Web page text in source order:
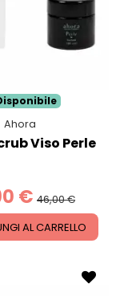
Ahora
Viso Perle
€ 46,00 €
AL CARRELLO